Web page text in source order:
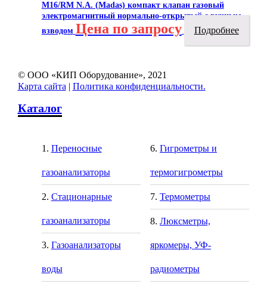
M16/RM N.A. (Madas) компакт клапан газовый
электромагнитный нормально-открытый с ручным
взводом Цена по запросу Подробнее
© ООО «КИП Оборудование», 2021
Карта сайта | Политика конфиденциальности.
Каталог
Переносные
газоанализаторы
Стационарные
газоанализаторы
Газоанализаторы
воды
Гигрометры и
термогигрометры
Термометры
Люксметры,
яркомеры, УФ-
радиометры